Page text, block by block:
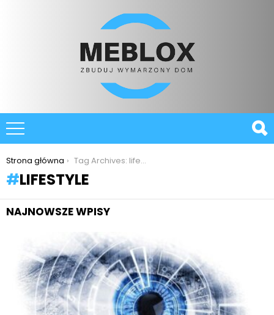
You are here:
Strona główna Tag Archives: lifestyle
LIFESTYLE
NAJNOWSZE WPISY